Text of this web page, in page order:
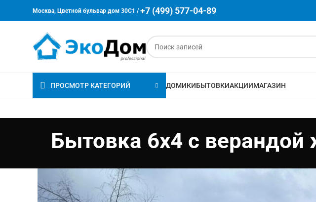
Москва, Цветной бульвар дом 30C1 / +7 (499) 577-04-89
ПРОСМОТР КАТЕГОРИЙ ДОМИКИБЫТОВКИАКЦИИМАГАЗИН
Бытовка 6х4 с